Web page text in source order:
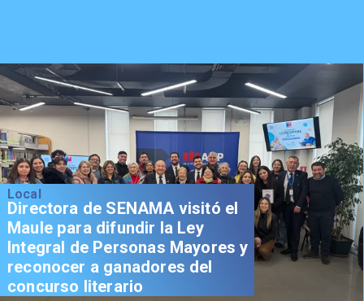
Local
Directora de SENAMA visitó el
Maule para difundir la Ley
Integral de Personas Mayores y
reconocer a ganadores del
concurso literario